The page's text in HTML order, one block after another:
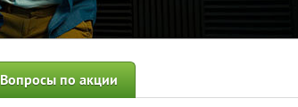
Вопросы по акции